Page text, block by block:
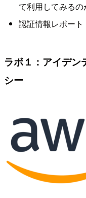
て利用してみるの
認証情報レポート
ラボ１：アイデン
シー